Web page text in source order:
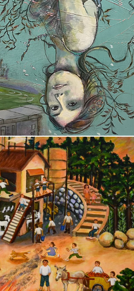
持橋　真実
やまうち　裕子